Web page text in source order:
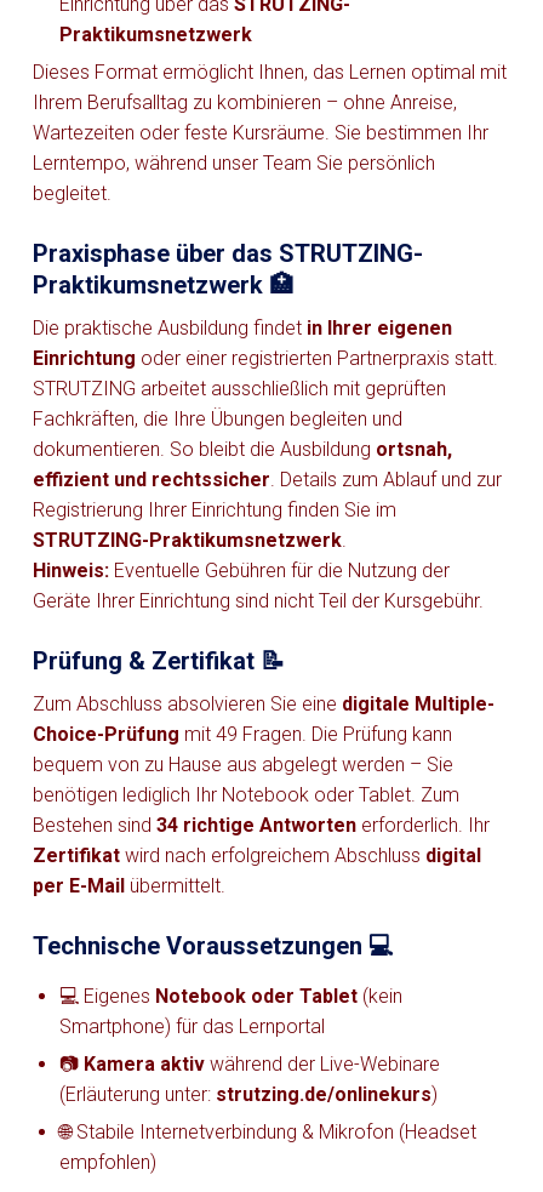
Praktikumsnetzwerk
Dieses Format ermöglicht Ihnen, das Lernen optimal mit
Ihrem Berufsalltag zu kombinieren – ohne Anreise,
Wartezeiten oder feste Kursräume. Sie bestimmen Ihr
Lerntempo, während unser Team Sie persönlich
begleitet.
Praxisphase über das STRUTZING-
Praktikumsnetzwerk 🏥
Die praktische Ausbildung findet in Ihrer eigenen
Einrichtung oder einer registrierten Partnerpraxis statt.
STRUTZING arbeitet ausschließlich mit geprüften
Fachkräften, die Ihre Übungen begleiten und
dokumentieren. So bleibt die Ausbildung ortsnah,
effizient und rechtssicher . Details zum Ablauf und zur
Registrierung Ihrer Einrichtung finden Sie im
STRUTZING-Praktikumsnetzwerk
Hinweis: Eventuelle Gebühren für die Nutzung der
Geräte Ihrer Einrichtung sind nicht Teil der Kursgebühr.
Prüfung & Zertifikat 📝
Zum Abschluss absolvieren Sie eine digitale Multiple-
Choice-Prüfung mit 49 Fragen. Die Prüfung kann
bequem von zu Hause aus abgelegt werden – Sie
benötigen lediglich Ihr Notebook oder Tablet. Zum
Bestehen sind 34 richtige Antworten erforderlich. Ihr
Zertifikat wird nach erfolgreichem Abschluss digital
per E-Mail übermittelt.
Technische Voraussetzungen 💻
💻 Eigenes Notebook oder Tablet (kein
Smartphone) für das Lernportal
📷 Kamera aktiv während der Live-Webinare
(Erläuterung unter: strutzing.de/onlinekurs)
🌐 Stabile Internetverbindung & Mikrofon (Headset
empfohlen)